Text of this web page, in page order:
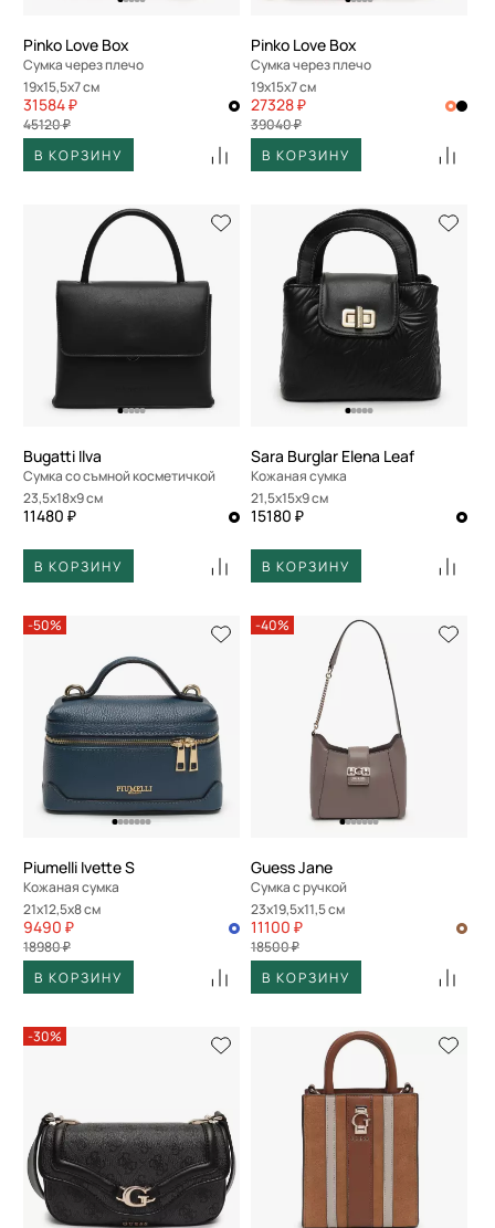
Pinko Love Box
Сумка через плечо
19x15,5x7 см
31584 ₽
45120 ₽
В КОРЗИНУ
Pinko Love Box
Сумка через плечо
19x15x7 см
27328 ₽
39040 ₽
В КОРЗИНУ
Bugatti Ilva
Сумка со съмной косметичкой
23,5x18x9 см
11480 ₽
В КОРЗИНУ
Sara Burglar Elena Leaf
Кожаная сумка
21,5x15x9 см
15180 ₽
В КОРЗИНУ
-50%
Piumelli Ivette S
Кожаная сумка
21x12,5x8 см
9490 ₽
18980 ₽
В КОРЗИНУ
-40%
Guess Jane
Сумка с ручкой
23x19,5x11,5 см
11100 ₽
18500 ₽
В КОРЗИНУ
-30%